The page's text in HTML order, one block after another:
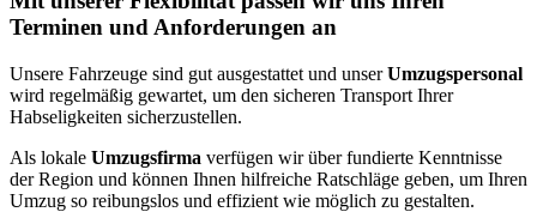
Terminen und Anforderungen an
Unsere Fahrzeuge sind gut ausgestattet und unserUmzugspersonal
wird regelmäßig gewartet, um den sicheren Transport Ihrer
Habseligkeiten sicherzustellen.
Als lokale Umzugsfirma verfügen wir über fundierte Kenntnisse
der Region und können Ihnen hilfreiche Ratschläge geben, um Ihren
Umzug so reibungslos und effizient wie möglich zu gestalten.